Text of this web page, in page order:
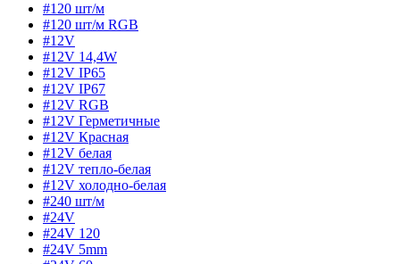
#120 шт/м
#120 шт/м RGB
#12V
#12V 14,4W
#12V IP65
#12V IP67
#12V RGB
#12V Герметичные
#12V Красная
#12V белая
#12V тепло-белая
#12V холодно-белая
#240 шт/м
#24V
#24V 120
#24V 5mm